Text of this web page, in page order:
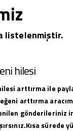
listelenmiştir.
hilesi
arttırma ile
arttırma
gönderileriniz
sürede